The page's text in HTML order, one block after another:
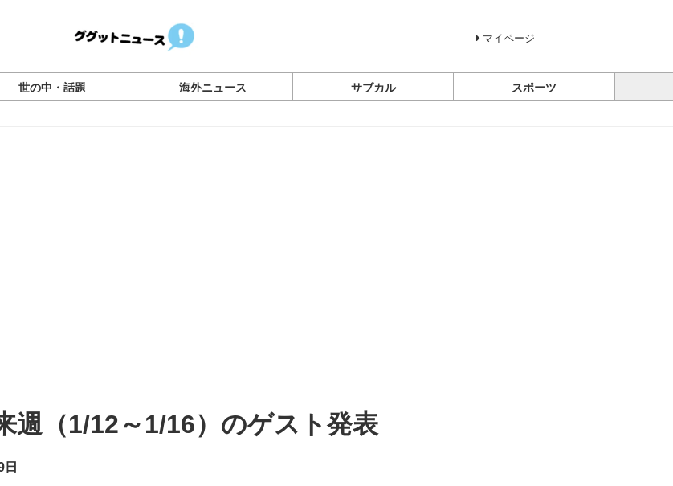
マイページ
世の中・話題 海外ニュース サブカル スポーツ
週（1/12～1/16）のゲスト発表